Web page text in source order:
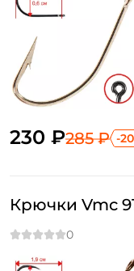
230 ₽285 ₽ -
Крючки Vmc
ФИО: *